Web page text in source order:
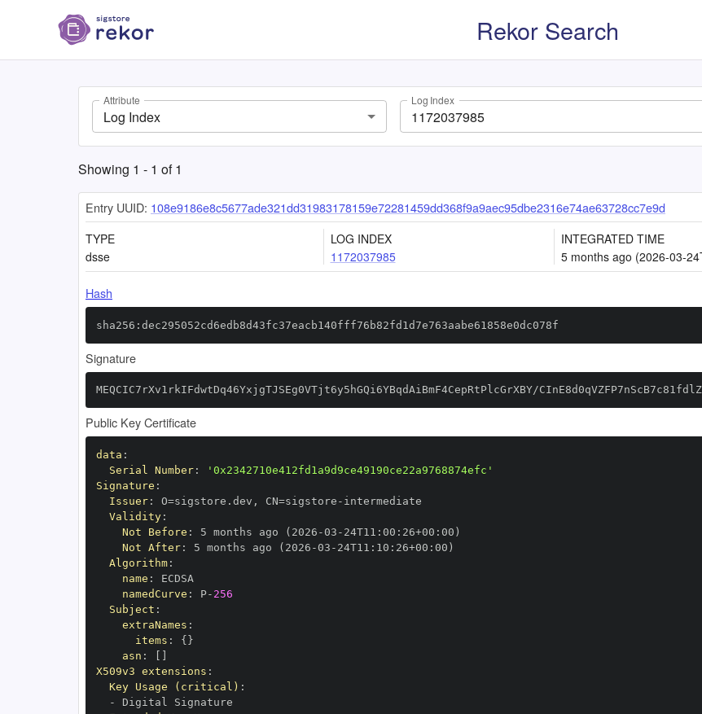
Rekor Search
Attribute
Log Index
Log Index
Showing 1 - 1 of1
Entry UUID: 108e9186e8c5677ade321dd31983178159e72281459dd368f9a9aec95dbe2316e74ae63728cc7e9d
TYPE
dsse
LOG INDEX
1172037985
INTEGRATED TIME
5 months ago (2026-03-
Hash
sha256:dec295052cd6edb8d43fc37eacb140fff76b82fd1d7e763aabe61858e0dc078f
Signature
MEQCIC7rXv1rkIFdwtDq46YxjgTJSEg0VTjt6y5hGQi6YBqdAiBmF4CepRtPlcGrXBY/
Public Key Certificate
data :
Serial Number:
'0x2342710e412fd1a9d9ce49190ce22a9768874efc'
Signature :
Issuer: O=sigstore.dev , CN=sigstore -
Validity:
Not Before : 5 months ago (2026 -03 - 24T11 : 00 : 26+00 :
Not After: 5 months ago (2026 -03 - 24T11 : 10 : 26+00 :
Algorithm:
name :
namedCurve : P- 256
Subject :
extraNames :
items : { }
asn :
X509v3 extensions :
Key Usage (critical) :
-